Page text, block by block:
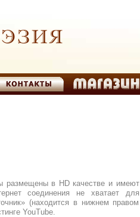
размещены в HD качестве и имеют
соединения не хватает для
(находится в нижнем правом
YouTube.